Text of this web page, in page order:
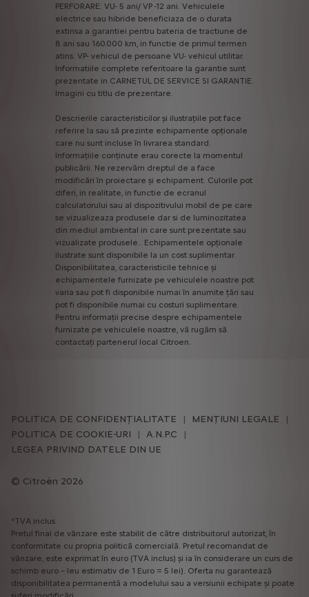
PERFORARE: VU- 5 ani/ VP -12 ani. Vehiculele
electrice sau hibride beneficiaza de o durata
extinsa a garantiei pentru bateria de tractiune de
8 ani sau 160.000 km, in functie de primul termen
atins. VP- vehicul de persoane VU- vehicul utilitar.
Informatiile complete referitoare la garantie sunt
prezentate in CARNETUL DE SERVICE SI GARANTIE.
Imagini cu titlu de prezentare.
Descrierile caracteristicilor și ilustrațiile pot face
referire la sau să prezinte echipamente opționale
care nu sunt incluse în livrarea standard.
Informațiile conținute erau corecte la momentul
publicării. Ne rezervăm dreptul de a face
modificări în proiectare și echipament. Culorile pot
diferi, in realitate, in functie de ecranul
calculatorului sau al dispozitivului mobil de pe care
se vizualizeaza produsele dar si de luminozitatea
din mediul ambiental in care sunt prezentate sau
vizualizate produsele.. Echipamentele opționale
ilustrate sunt disponibile la un cost suplimentar.
Disponibilitatea, caracteristicile tehnice și
echipamentele furnizate pe vehiculele noastre pot
varia sau pot fi disponibile numai în anumite țări sau
pot fi disponibile numai cu costuri suplimentare.
Pentru informații precise despre echipamentele
furnizate pe vehiculele noastre, vă rugăm să
contactați partenerul local Citroen.
Citroën 2026
POLITICA DE CONFIDENȚIALITATE
MENȚIUNI LEGALE
POLITICA DE COOKIE-URI
A.N.P.C
LEGEA PRIVIND DATELE DIN UE
*TVA inclus
Pretul final de vânzare este stabilit de către distribuitorul autorizat, în
conformitate cu propria politică comercială. Pretul recomandat de
vânzare, este exprimat în euro (TVA inclus) și ia în considerare un curs de
schimb euro – leu estimativ de 1 Euro = 5 lei). Oferta nu garantează
disponibilitatea permanentă a modelului sau a versiunii echipate și poate